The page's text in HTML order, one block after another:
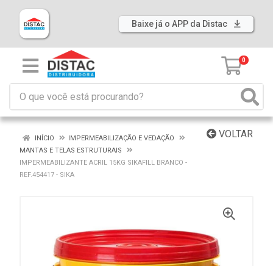
Baixe já o APP da Distac
0
VOLTAR
INÍCIO
IMPERMEABILIZAÇÃO E VEDAÇÃO
MANTAS E TELAS ESTRUTURAIS
IMPERMEABILIZANTE ACRIL 15KG SIKAFILL BRANCO -
REF.454417 - SIKA